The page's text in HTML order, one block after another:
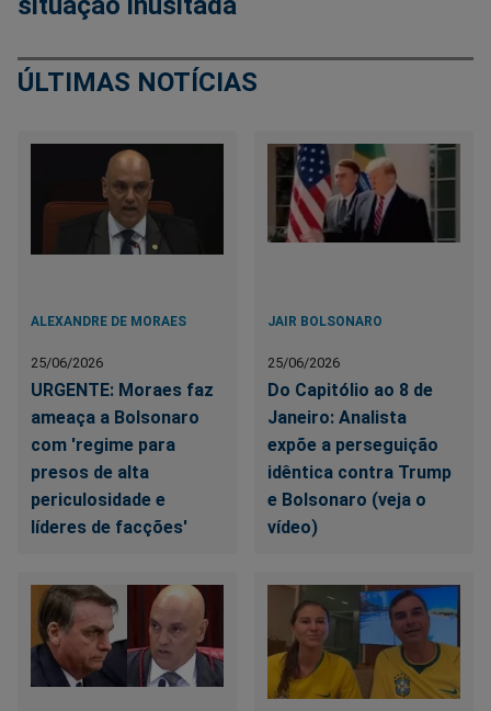
ÚLTIMAS NOTÍCIAS
ALEXANDRE DE MORAES
25/06/2026
URGENTE: Moraes faz
ameaça a Bolsonaro
com 'regime para
presos de alta
periculosidade e
líderes de facções'
JAIR BOLSONARO
25/06/2026
Do Capitólio ao 8 de
Janeiro: Analista
expõe a perseguição
idêntica contra Trump
e Bolsonaro (veja o
vídeo)